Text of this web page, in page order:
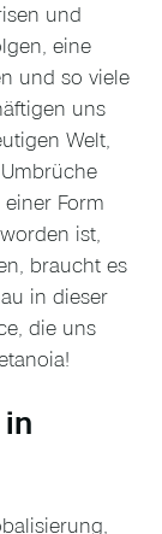
und
eine
und so viele
uns
Welt,
Form
ist,
braucht es
in dieser
die uns